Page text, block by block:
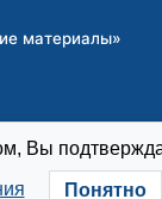
материалы»
Понятно